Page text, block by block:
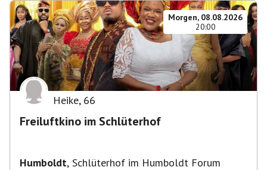
Morgen, 08.08.2026
20:00
Heike, 66
Freiluftkino im Schlüterhof
Humboldt, Schlüterhof im Humboldt Forum